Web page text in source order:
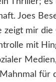
Joes
zeigt mir
mit
für